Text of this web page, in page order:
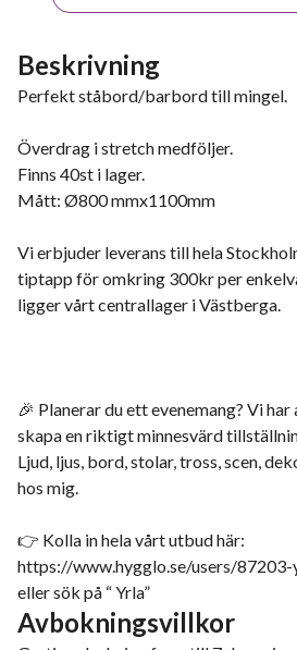
Beskrivning
Perfekt ståbord/barbord till mingel.
Överdrag i stretch medföljer.
Finns 40st i lager.
Mått: Ø800 mmx1100mm
Vi erbjuder leverans till hela
tiptapp för omkring 300kr per
ligger vårt centrallager i Västberga.
🎉 Planerar du ett evenemang? Vi
skapa en riktigt minnesvärd
Ljud, ljus, bord, stolar, tross, scen,
hos mig.
👉 Kolla in hela vårt utbud här:
https://www.hygglo.se/users/
eller sök på “ Yrla”
Avbokningsvillkor